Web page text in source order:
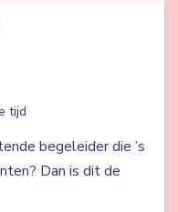
tijd
begeleider die ’s
Dan is dit de